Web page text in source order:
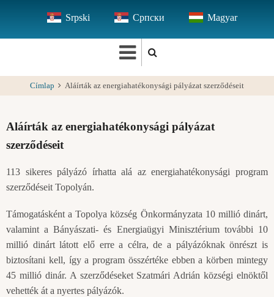
tartalomra
Srpski Српски Magyar
Címlap Aláírták az energiahatékonysági pályázat szerződéseit
Aláírták az energiahatékonysági pályázat
szerződéseit
113 sikeres pályázó írhatta alá az energiahatékonysági program
szerződéseit Topolyán.
Támogatásként a Topolya község Önkormányzata 10 millió dinárt,
valamint a Bányászati- és Energiaügyi Minisztérium további 10
millió dinárt látott elő erre a célra, de a pályázóknak önrészt is
biztosítani kell, így a program összértéke ebben a körben mintegy
45 millió dinár. A szerződéseket Szatmári Adrián községi elnöktől
vehették át a nyertes pályázók.